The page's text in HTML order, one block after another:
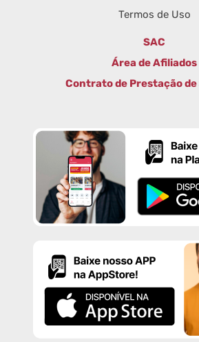
Termos de Uso
SAC
Área de Afiliados
Contrato de Prestação